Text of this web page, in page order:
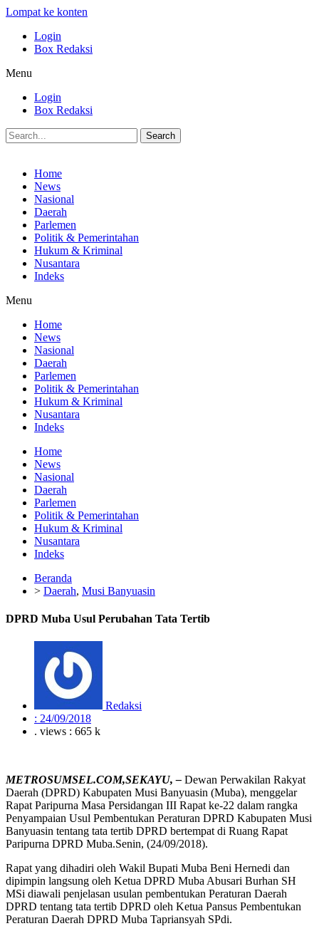
Lompat ke konten
Login
Box Redaksi
Menu
Login
Box Redaksi
Search
Home
News
Nasional
Daerah
Parlemen
Politik & Pemerintahan
Hukum & Kriminal
Nusantara
Indeks
Menu
Home
News
Nasional
Daerah
Parlemen
Politik & Pemerintahan
Hukum & Kriminal
Nusantara
Indeks
Home
News
Nasional
Daerah
Parlemen
Politik & Pemerintahan
Hukum & Kriminal
Nusantara
Indeks
Beranda
> Daerah, Musi Banyuasin
DPRD Muba Usul Perubahan Tata Tertib
Redaksi
: 24/09/2018
. views : 665 k
METROSUMSEL.COM,SEKAYU, – Dewan Perwakilan Rakyat
Daerah (DPRD) Kabupaten Musi Banyuasin (Muba), menggelar
Rapat Paripurna Masa Persidangan III Rapat ke-22 dalam rangka
Penyampaian Usul Pembentukan Peraturan DPRD Kabupaten Musi
Banyuasin tentang tata tertib DPRD bertempat di Ruang Rapat
Paripurna DPRD Muba.Senin, (24/09/2018).
Rapat yang dihadiri oleh Wakil Bupati Muba Beni Hernedi dan
dipimpin langsung oleh Ketua DPRD Muba Abusari Burhan SH
MSi diawali penjelasan usulan pembentukan Peraturan Daerah
DPRD tentang tata tertib DPRD oleh Ketua Pansus Pembentukan
Peraturan Daerah DPRD Muba Tapriansyah SPdi.